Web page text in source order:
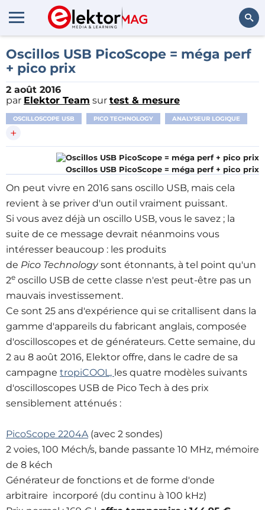
Rechercher
Oscillos USB PicoScope = méga perf
+ pico prix
2 août 2016
par Elektor Team sur test & mesure
OSCILLOSCOPE USB PICO TECHNOLOGY ANALYSEUR LOGIQUE
+
Oscillos USB PicoScope = méga perf + pico prix
On peut vivre en 2016 sans oscillo USB, mais cela
revient à se priver d'un outil vraiment puissant.
Si vous avez déjà un oscillo USB, vous le savez ; la
suite de ce message devrait néanmoins vous
intéresser beaucoup : les produits
de Pico Technologysont étonnants, à tel point qu'un
2e oscillo USB de cette classe n'est peut-être pas un
mauvais investissement.
Ce sont 25 ans d'expérience qui se critallisent dans la
gamme d'appareils du fabricant anglais, composée
d'oscilloscopes et de générateurs. Cette semaine, du
2 au 8 août 2016, Elektor offre, dans le cadre de sa
campagne tropiCOOL, les quatre modèles suivants
d'oscilloscopes USB de Pico Tech à des prix
sensiblement atténués :
PicoScope 2204A(avec 2 sondes)
2 voies, 100 Méch/s, bande passante 10 MHz, mémoire
de 8 kéch
Générateur de fonctions et de forme d'onde
arbitraire incorporé (du continu à 100 kHz)